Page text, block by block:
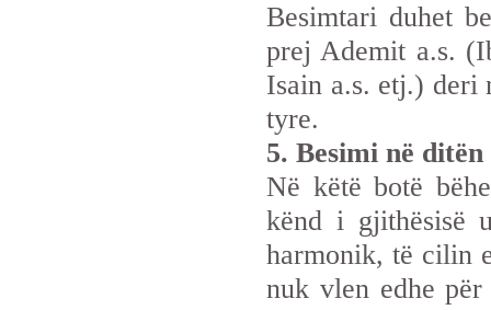
Besimtari duhet
prej Ademit a.s.
Isain a.s. etj.) deri
tyre.
5. Besimi në
Në këtë botë
kënd i gjithësisë
harmonik, të cilin
nuk vlen edhe